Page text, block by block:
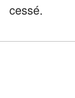
cessé.